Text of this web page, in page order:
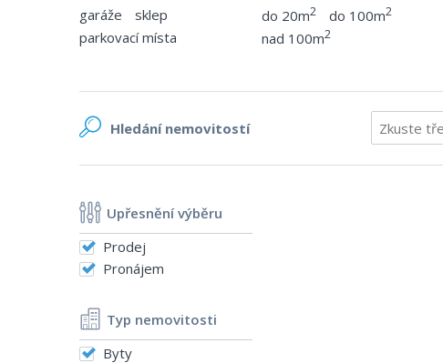
garáže
sklep
parkovací místa
do 20m2 do 100m2
nad 100m2
Hledánínemovitostí
Upřesnění výběru
Prodej
Pronájem
Typ nemovitosti
Byty